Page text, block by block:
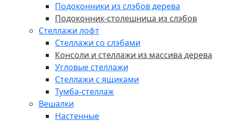
Подоконники из слэбов дерева
Подоконник-столешница из слэбов
Стеллажи лофт
Стеллажи со слэбами
Консоли и стеллажи из массива дерева
Угловые стеллажи
Стеллажи с ящиками
Тумба-стеллаж
Вешалки
Настенные